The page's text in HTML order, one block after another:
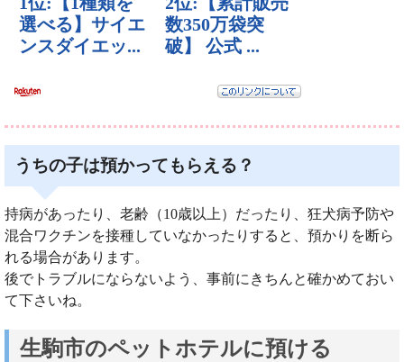
うちの子は預かってもらえる？
持病があったり、老齢（10歳以上）だったり、狂犬病予防や
混合ワクチンを接種していなかったりすると、預かりを断ら
れる場合があります。
後でトラブルにならないよう、事前にきちんと確かめておい
て下さいね。
生駒市のペットホテルに預ける